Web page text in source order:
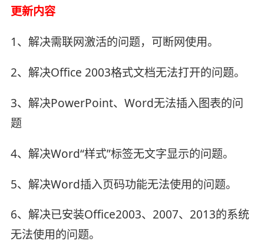
更新内容
1、解决需联网激活的问题，可断网使用。
2、解决Office 2003格式文档无法打开的问题。
3、解决PowerPoint、Word无法插入图表的问
题
4、解决Word“样式”标签无文字显示的问题。
5、解决Word插入页码功能无法使用的问题。
6、解决已安装Office2003、2007、2013的系统
无法使用的问题。